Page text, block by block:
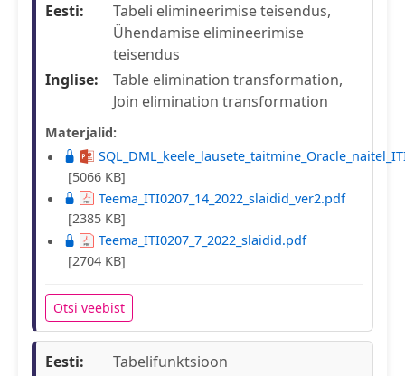
Eesti:
Tabeli elimineerimise teisendus,
Ühendamise elimineerimise
teisendus
Inglise:
Table elimination transformation,
Join elimination transformation
Materjalid:
[5066 KB]
Teema_ITI0207_14_2022_slaidid_ver2.pdf
[2385 KB]
Teema_ITI0207_7_2022_slaidid.pdf
[2704 KB]
Otsi veebist
Eesti:
Tabelifunktsioon